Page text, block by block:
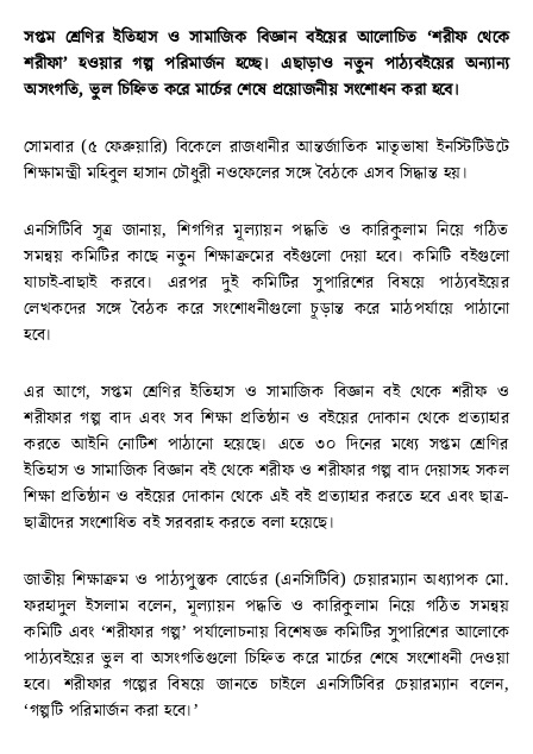
সপ্তম শ্রেণির ইতিহাস ও সামাজিক বিজ্ঞান বইয়ের আলোচিত ‘শরীফ থেকে
শরীফা’ হওয়ার গল্প পরিমার্জন হচ্ছে। এছাড়াও নতুন পাঠ্যবইয়ের অন্যান্য
অসংগতি, ভুল চিহ্নিত করে মার্চের শেষে প্রয়োজনীয় সংশোধন করা হবে।
সোমবার (৫ ফেব্রুয়ারি) বিকেলে রাজধানীর আন্তর্জাতিক মাতৃভাষা ইনস্টিটিউটে
শিক্ষামন্ত্রী মহিবুল হাসান চৌধুরী নওফেলের সঙ্গে বৈঠকে এসব সিদ্ধান্ত হয়।‌
এনসিটিবি সূত্র জানায়, শিগগির মূল্যায়ন পদ্ধতি ও কারিকুলাম নিয়ে গঠিত
সমন্বয় কমিটির কাছে নতুন শিক্ষাক্রমের বইগুলো দেয়া হবে। কমিটি বইগুলো
যাচাই-বাছাই করবে। এরপর দুই কমিটির সুপারিশের বিষয়ে পাঠ্যবইয়ের
লেখকদের সঙ্গে বৈঠক করে সংশোধনীগুলো চূড়ান্ত করে মাঠপর্যায়ে পাঠানো
হবে।
এর আগে, সপ্তম শ্রেণির ইতিহাস ও সামাজিক বিজ্ঞান বই থেকে শরীফ ও
শরীফার গল্প বাদ এবং সব শিক্ষা প্রতিষ্ঠান ও বইয়ের দোকান থেকে প্রত্যাহার
করতে আইনি নোটিশ পাঠানো হয়েছে। এতে ৩০ দিনের মধ্যে সপ্তম শ্রেণির
ইতিহাস ও সামাজিক বিজ্ঞান ব‌ই থেকে শরীফ ও শরীফার গল্প বাদ দেয়াসহ সকল
শিক্ষা প্রতিষ্ঠান ও ব‌ইয়ের দোকান থেকে এই ব‌ই প্রত্যাহার করতে হবে এবং ছাত্র-
ছাত্রীদের সংশোধিত ব‌ই সরবরাহ করতে বলা হয়েছে।
জাতীয় শিক্ষাক্রম ও পাঠ্যপুস্তক বোর্ডের (এনসিটিবি) চেয়ারম্যান অধ্যাপক মো.
ফরহাদুল ইসলাম বলেন, মূল্যায়ন পদ্ধতি ও কারিকুলাম নিয়ে গঠিত সমন্বয়
কমিটি এবং ‘শরীফার গল্প’ পর্যালোচনায় বিশেষজ্ঞ কমিটির সুপারিশের আলোকে
পাঠ্যবইয়ের ভুল বা অসংগতিগুলো চিহ্নিত করে মার্চের শেষে সংশোধনী দেওয়া
হবে। শরীফার গল্পের বিষয়ে জানতে চাইলে এনসিটিবির চেয়ারম্যান বলেন,
‘গল্পটি পরিমার্জন করা হবে।’